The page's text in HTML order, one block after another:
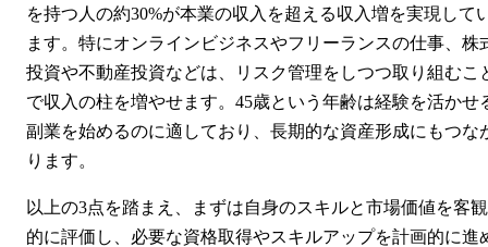
を持つ人の約30%が本業の収入を超える収入増を実現して
ます。特にオンラインビジネスやフリーランスの仕事、株
投資や不動産投資などは、リスク管理をしつつ取り組むこ
で収入の柱を増やせます。45歳という年齢は経験を活かせ
副業を始めるのに適しており、長期的な資産形成にもつな
ります。
以上の3点を踏まえ、まずは自身のスキルと市場価値を客観
的に評価し、必要な資格取得やスキルアップを計画的に進